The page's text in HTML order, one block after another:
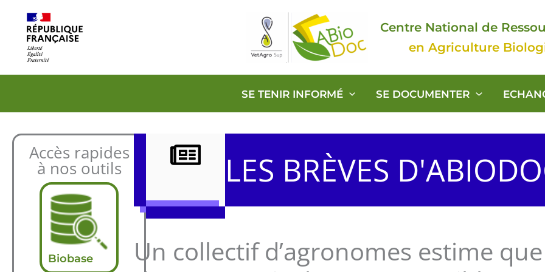
contenu
Centre National de
en Agriculture
SE TENIR INFORMÉ SE DOCUMENTER
Accès rapides
à nos outils
Biobase
LES BRÈVES
Un collectif d’agronomes estime